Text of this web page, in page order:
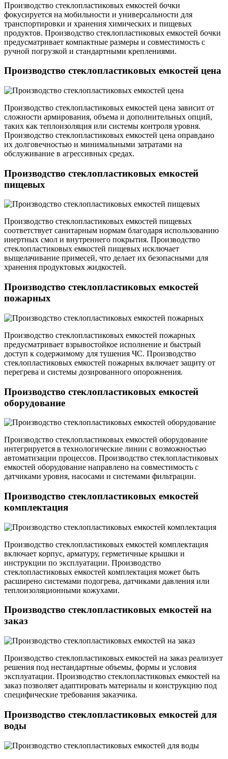
Производство стеклопластиковых емкостей бочки
фокусируется на мобильности и универсальности для
транспортировки и хранения химических и пищевых
продуктов. Производство стеклопластиковых емкостей бочки
предусматривает компактные размеры и совместимость с
ручной погрузкой и стандартными креплениями.
Производство стеклопластиковых емкостей цена
Производство стеклопластиковых емкостей цена зависит от
сложности армирования, объема и дополнительных опций,
таких как теплоизоляция или системы контроля уровня.
Производство стеклопластиковых емкостей цена оправдано
их долговечностью и минимальными затратами на
обслуживание в агрессивных средах.
Производство стеклопластиковых емкостей
пищевых
Производство стеклопластиковых емкостей пищевых
соответствует санитарным нормам благодаря использованию
инертных смол и внутреннего покрытия. Производство
стеклопластиковых емкостей пищевых исключает
выщелачивание примесей, что делает их безопасными для
хранения продуктовых жидкостей.
Производство стеклопластиковых емкостей
пожарных
Производство стеклопластиковых емкостей пожарных
предусматривает взрывостойкое исполнение и быстрый
доступ к содержимому для тушения ЧС. Производство
стеклопластиковых емкостей пожарных включает защиту от
перегрева и системы дозированного опорожнения.
Производство стеклопластиковых емкостей
оборудование
Производство стеклопластиковых емкостей оборудование
интегрируется в технологические линии с возможностью
автоматизации процессов. Производство стеклопластиковых
емкостей оборудование направлено на совместимость с
датчиками уровня, насосами и системами фильтрации.
Производство стеклопластиковых емкостей
комплектация
Производство стеклопластиковых емкостей комплектация
включает корпус, арматуру, герметичные крышки и
инструкции по эксплуатации. Производство
стеклопластиковых емкостей комплектация может быть
расширено системами подогрева, датчиками давления или
теплоизоляционными кожухами.
Производство стеклопластиковых емкостей на
заказ
Производство стеклопластиковых емкостей на заказ реализует
решения под нестандартные объемы, формы и условия
эксплуатации. Производство стеклопластиковых емкостей на
заказ позволяет адаптировать материалы и конструкцию под
специфические требования заказчика.
Производство стеклопластиковых емкостей для
воды